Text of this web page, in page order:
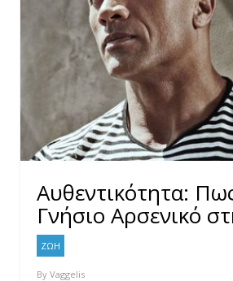
Αυθεντικότητα:
Γνήσιο Αρσενικό
ΖΩΗ
By Vaggelis